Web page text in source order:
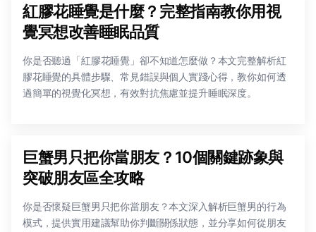
紅膠花睡覺是什麼？完整指南教你用視
覺冥想改善睡眠品質
你是否聽過「紅膠花睡覺」卻不知道怎麼做？本文完整解析紅
膠花睡覺的具體步驟、常見錯誤與個人實踐心得，教你如何透
過簡單的視覺化冥想，有效對抗焦慮並提升睡眠深度。
巨蟹男只把你當朋友？10個關鍵跡象與
突破朋友區全攻略
你是否懷疑巨蟹男只把你當朋友？本文深入解析巨蟹男的行為
模式，提供實用建議幫助你判斷關係狀態，並分享如何從朋友